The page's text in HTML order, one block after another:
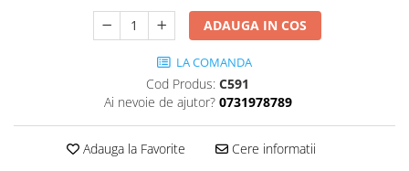
ADAUGA IN COS
LA COMANDA
Cod Produs: C591
Ai nevoie de ajutor? 0731978789
Adauga la Favorite Cere informatii